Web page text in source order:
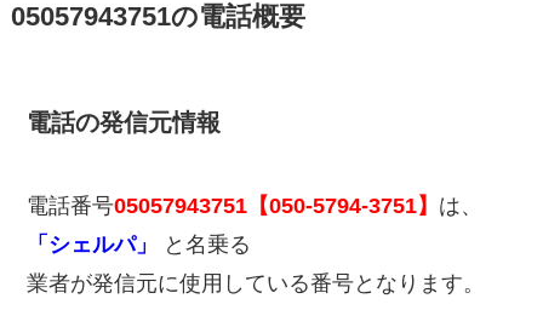
05057943751の電話概要
電話の発信元情報
電話番号05057943751【050-5794-3751】 は、
「シェルパ」
と名乗る
業者が発信元に使用している番号となります。